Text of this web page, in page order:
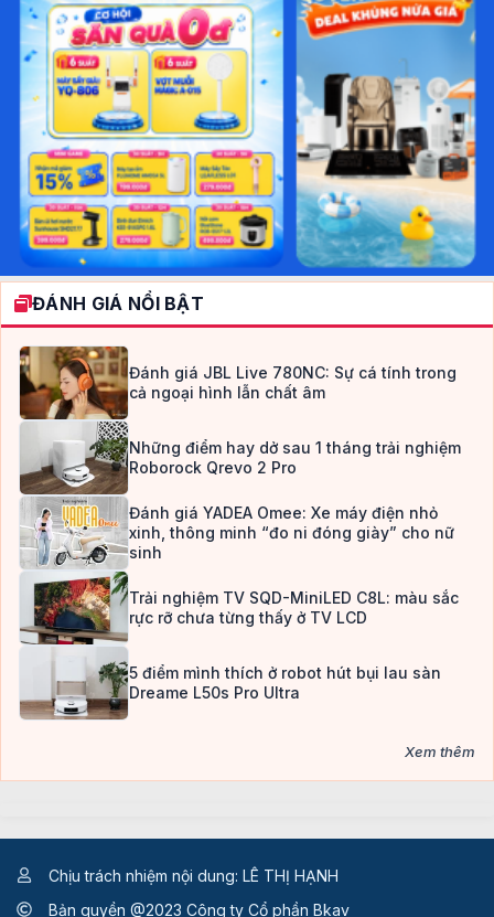
ĐÁNH GIÁ NỔI BẬT
Đánh giá JBL Live 780NC: Sự cá tính trong
cả ngoại hình lẫn chất âm
Những điểm hay dở sau 1 tháng trải nghiệm
Roborock Qrevo 2 Pro
Đánh giá YADEA Omee: Xe máy điện nhỏ
xinh, thông minh “đo ni đóng giày” cho nữ
sinh
Trải nghiệm TV SQD-MiniLED C8L: màu sắc
rực rỡ chưa từng thấy ở TV LCD
5 điểm mình thích ở robot hút bụi lau sàn
Dreame L50s Pro Ultra
Xem thêm
Chịu trách nhiệm nội dung: LÊ THỊ HẠNH
Bản quyền @2023 Công ty Cổ phần Bkav